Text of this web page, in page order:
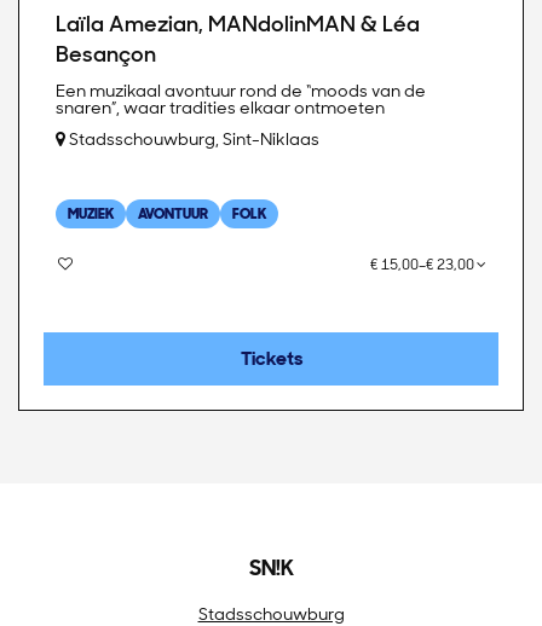
Laïla Amezian, MANdolinMAN & Léa
Besançon
Een muzikaal avontuur rond de “moods van de
snaren”, waar tradities elkaar ontmoeten
Stadsschouwburg, Sint-Niklaas
MUZIEK AVONTUUR FOLK
€ 15,00–€ 23,00
Tickets
SN!K
Stadsschouwburg